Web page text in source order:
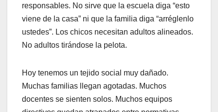
responsables. No sirve que la escuela diga “esto
viene de la casa” ni que la familia diga “arréglenlo
ustedes”. Los chicos necesitan adultos alineados.
No adultos tirándose la pelota.
Hoy tenemos un tejido social muy dañado.
Muchas familias llegan agotadas. Muchos
docentes se sienten solos. Muchos equipos